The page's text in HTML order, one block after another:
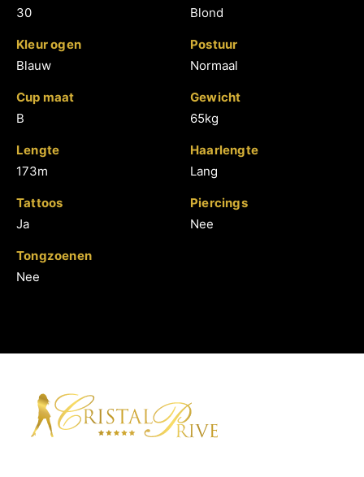
30
Blond
Kleur ogen
Blauw
Postuur
Normaal
Cup maat
B
Gewicht
65kg
Lengte
173m
Haarlengte
Lang
Tattoos
Ja
Piercings
Nee
Tongzoenen
Nee